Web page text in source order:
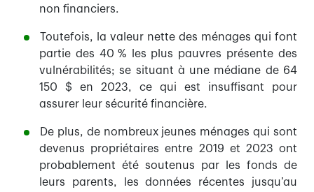
non financiers.
Toutefois, la valeur nette des ménages qui font
partie des 40 % les plus pauvres présente des
vulnérabilités; se situant à une médiane de 64
150 $ en 2023, ce qui est insuffisant pour
assurer leur sécurité financière.
De plus, de nombreux jeunes ménages qui sont
devenus propriétaires entre 2019 et 2023 ont
probablement été soutenus par les fonds de
leurs parents, les données récentes jusqu’au